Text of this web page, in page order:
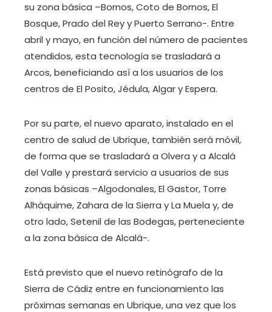
su zona básica –Bornos, Coto de Bornos, El
Bosque, Prado del Rey y Puerto Serrano-. Entre
abril y mayo, en función del número de pacientes
atendidos, esta tecnología se trasladará a
Arcos, beneficiando así a los usuarios de los
centros de El Posito, Jédula, Algar y Espera.
Por su parte, el nuevo aparato, instalado en el
centro de salud de Ubrique, también será móvil,
de forma que se trasladará a Olvera y a Alcalá
del Valle y prestará servicio a usuarios de sus
zonas básicas –Algodonales, El Gastor, Torre
Alháquime, Zahara de la Sierra y La Muela y, de
otro lado, Setenil de las Bodegas, perteneciente
a la zona básica de Alcalá-.
Está previsto que el nuevo retinógrafo de la
Sierra de Cádiz entre en funcionamiento las
próximas semanas en Ubrique, una vez que los